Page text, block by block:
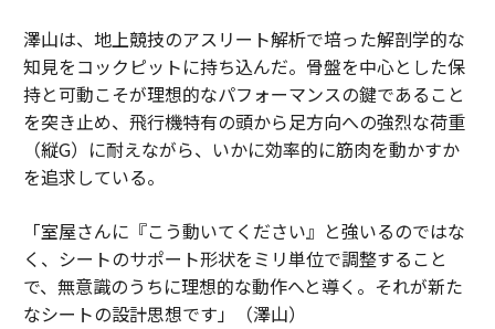
澤山は、地上競技のアスリート解析で培った解剖学的な
知見をコックピットに持ち込んだ。骨盤を中心とした保
持と可動こそが理想的なパフォーマンスの鍵であること
を突き止め、飛行機特有の頭から足方向への強烈な荷重
（縦G）に耐えながら、いかに効率的に筋肉を動かすか
を追求している。
「室屋さんに『こう動いてください』と強いるのではな
く、シートのサポート形状をミリ単位で調整すること
で、無意識のうちに理想的な動作へと導く。それが新た
なシートの設計思想です」（澤山）